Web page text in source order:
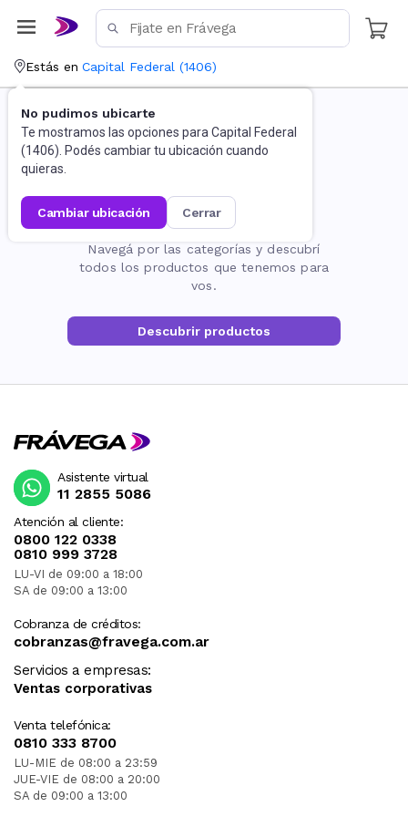
Estás en Capital Federal (1406)
No pudimos ubicarte
Te mostramos las opciones para Capital Federal
(1406). Podés cambiar tu ubicación cuando
quieras.
cambiar ubicación cerrar
La página no existe
Navegá por las categorías y descubrí
todos los productos que tenemos para
vos.
Descubrir productos
Atención al cliente:
0800 122 0338
0810 999 3728
LU-VI de 09:00 a 18:00
SA de 09:00 a 13:00
Cobranza de créditos:
cobranzas@fravega.com.ar
Servicios a empresas:
Ventas corporativas
Venta telefónica:
0810 333 8700
LU-MIE de 08:00 a 23:59
JUE-VIE de 08:00 a 20:00
SA de 09:00 a 13:00
Asistente virtual
11 2855 5086